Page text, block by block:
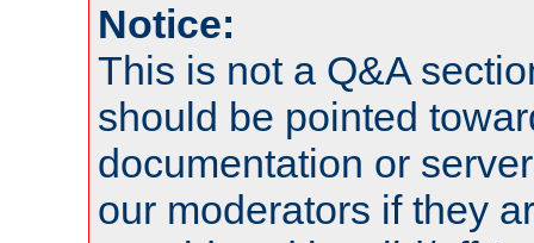
Notice:
This is not a Q&A
should be pointed
documentation or
our moderators if they